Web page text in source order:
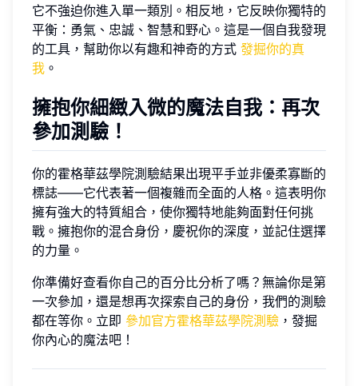
它不強迫你進入單一類別。相反地，它反映你獨特的
平衡：勇氣、忠誠、智慧和野心。這是一個自我發現
的工具，幫助你以有趣和神奇的方式 發掘你的真
我 。
擁抱你細緻入微的魔法自我：再次
參加測驗！
你的霍格華茲學院測驗結果出現平手並非優柔寡斷的
標誌——它代表著一個複雜而全面的人格。這表明你
擁有強大的特質組合，使你獨特地能夠面對任何挑
戰。擁抱你的混合身份，慶祝你的深度，並記住選擇
的力量。
你準備好查看你自己的百分比分析了嗎？無論你是第
一次參加，還是想再次探索自己的身份，我們的測驗
都在等你。立即 參加官方霍格華茲學院測驗 ，發掘
你內心的魔法吧！